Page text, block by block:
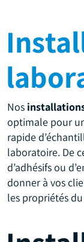
Nos
optimale pour
rapide
laboratoire. De
d’adhésifs ou
donner à vos
les propriétés